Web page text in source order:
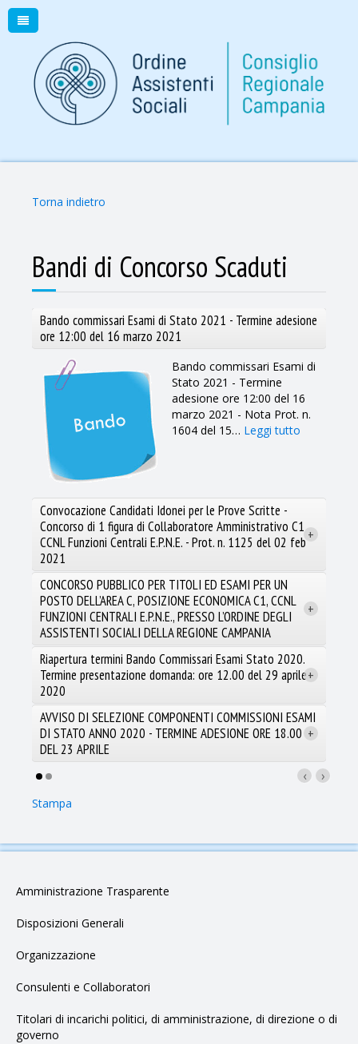
Torna indietro
Bandi di Concorso Scaduti
Bando commissari Esami di Stato 2021 - Termine adesione
ore 12:00 del 16 marzo 2021
Bando commissari Esami di
Stato 2021 - Termine
adesione ore 12:00 del 16
marzo 2021 - Nota Prot. n.
1604 del 15… Leggi tutto
Convocazione Candidati Idonei per le Prove Scritte -
Concorso di 1 figura di Collaboratore Amministrativo C1
CCNL Funzioni Centrali E.P.N.E. - Prot. n. 1125 del 02 feb
2021
+
Leggi tutto
CONCORSO PUBBLICO PER TITOLI ED ESAMI PER UN
POSTO DELL’AREA C, POSIZIONE ECONOMICA C1, CCNL
FUNZIONI CENTRALI E.P.N.E., PRESSO L’ORDINE DEGLI
ASSISTENTI SOCIALI DELLA REGIONE CAMPANIA
+
Leggi tutto
Riapertura termini Bando Commissari Esami Stato 2020.
Termine presentazione domanda: ore 12.00 del 29 aprile
2020
+
AVVISO DI SELEZIONE COMPONENTI COMMISSIONI ESAMI
DI STATO ANNO 2020 - TERMINE ADESIONE ORE 18.00
DEL 23 APRILE
+
›
‹
Stampa
Amministrazione Trasparente
Disposizioni Generali
Organizzazione
Consulenti e Collaboratori
Titolari di incarichi politici, di amministrazione, di direzione o di
governo